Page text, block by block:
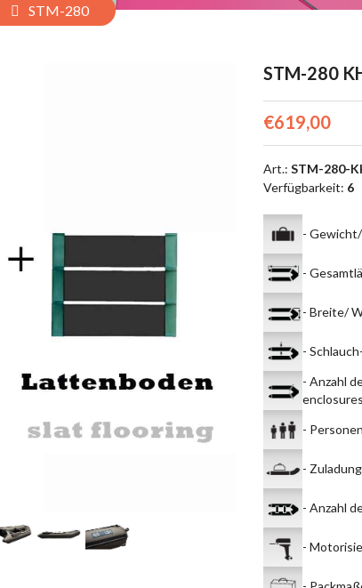
STM-280
STM-280
€619,00
Art.: STM-280-
Verfügbarkeit: 6
-
-
- Breite/
-
- Anzahl
enclosures
-
-
- Anzahl
-